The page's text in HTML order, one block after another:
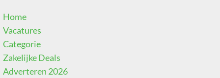
Home
Vacatures
Categorie
Zakelijke Deals
Adverteren 2026